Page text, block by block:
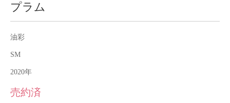
Purchase assessment
プラム
油彩
SM
2020年
売約済